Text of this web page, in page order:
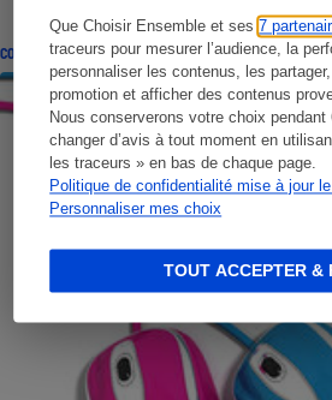
Que Choisir Ensemble et ses7
traceurs pour mesurer l’audience, la
personnaliser les contenus, les
promotion et afficher des contenus
Nous conserverons votre choix
changer d’avis à tout moment en
les traceurs » en bas de chaque page.
Politique de confidentialité mise à jour
Personnaliser mes choix
TOUT ACCEPTER &
CONSEILS